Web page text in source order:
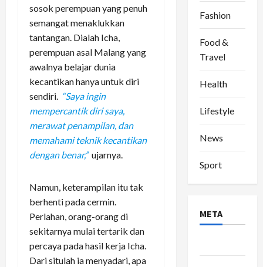
sosok perempuan yang penuh
semangat menaklukkan
tantangan. Dialah Icha,
perempuan asal Malang yang
awalnya belajar dunia
kecantikan hanya untuk diri
sendiri. “Saya ingin
mempercantik diri saya,
merawat penampilan, dan
memahami teknik kecantikan
dengan benar,” ujarnya.
Namun, keterampilan itu tak
berhenti pada cermin.
Perlahan, orang-orang di
sekitarnya mulai tertarik dan
percaya pada hasil kerja Icha.
Dari situlah ia menyadari, apa
Fashion
Food &
Travel
Health
Lifestyle
News
Sport
META